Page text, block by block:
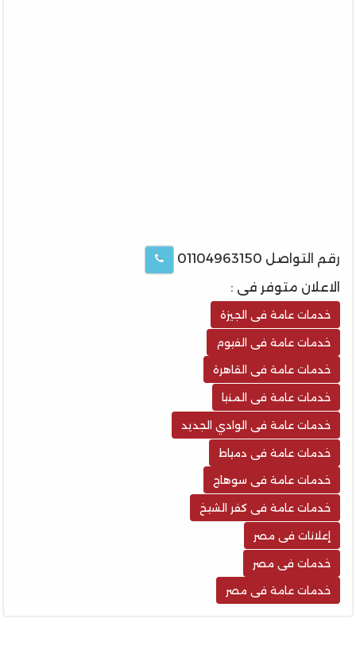
رقم التواصل 01104963150
الاعلان متوفر فى :
خدمات عامة فى الجيزة
خدمات عامة فى الفيوم
خدمات عامة فى القاهرة
خدمات عامة فى المنيا
خدمات عامة فى الوادي الجديد
خدمات عامة فى دمياط
خدمات عامة فى سوهاج
خدمات عامة فى كفر الشيخ
إعلانات فى مصر
خدمات فى مصر
خدمات عامة فى مصر